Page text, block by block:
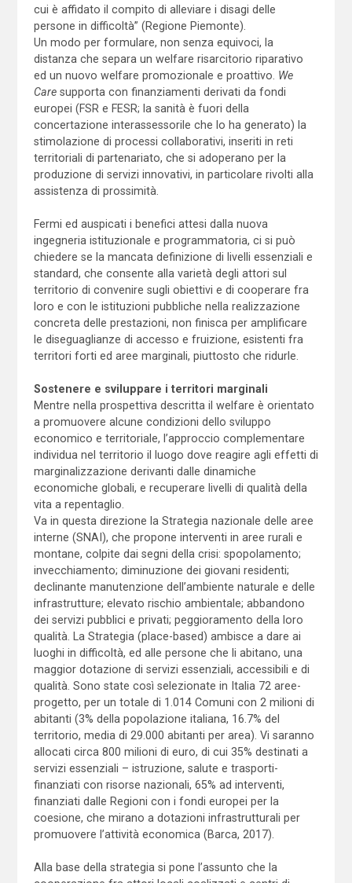
cui è affidato il compito di alleviare i disagi delle
persone in difficoltà” (Regione Piemonte).
Un modo per formulare, non senza equivoci, la
distanza che separa un welfare risarcitorio riparativo
ed un nuovo welfare promozionale e proattivo. We
Caresupporta con finanziamenti derivati da fondi
europei (FSR e FESR; la sanità è fuori della
concertazione interassessorile che lo ha generato) la
stimolazione di processi collaborativi, inseriti in reti
territoriali di partenariato, che si adoperano per la
produzione di servizi innovativi, in particolare rivolti alla
assistenza di prossimità.
Fermi ed auspicati i benefici attesi dalla nuova
ingegneria istituzionale e programmatoria, ci si può
chiedere se la mancata definizione di livelli essenziali e
standard, che consente alla varietà degli attori sul
territorio di convenire sugli obiettivi e di cooperare fra
loro e con le istituzioni pubbliche nella realizzazione
concreta delle prestazioni, non finisca per amplificare
le diseguaglianze di accesso e fruizione, esistenti fra
territori forti ed aree marginali, piuttosto che ridurle.
Sostenere e sviluppare i territori marginali
Mentre nella prospettiva descritta il welfare è orientato
a promuovere alcune condizioni dello sviluppo
economico e territoriale, l’approccio complementare
individua nel territorio il luogo dove reagire agli effetti di
marginalizzazione derivanti dalle dinamiche
economiche globali, e recuperare livelli di qualità della
vita a repentaglio.
Va in questa direzione la Strategia nazionale delle aree
interne (SNAI), che propone interventi in aree rurali e
montane, colpite dai segni della crisi: spopolamento;
invecchiamento; diminuzione dei giovani residenti;
declinante manutenzione dell’ambiente naturale e delle
infrastrutture; elevato rischio ambientale; abbandono
dei servizi pubblici e privati; peggioramento della loro
qualità. La Strategia (place-based) ambisce a dare ai
luoghi in difficoltà, ed alle persone che li abitano, una
maggior dotazione di servizi essenziali, accessibili e di
qualità. Sono state così selezionate in Italia 72 aree-
progetto, per un totale di 1.014 Comuni con 2 milioni di
abitanti (3% della popolazione italiana, 16.7% del
territorio, media di 29.000 abitanti per area). Vi saranno
allocati circa 800 milioni di euro, di cui 35% destinati a
servizi essenziali – istruzione, salute e trasporti-
finanziati con risorse nazionali, 65% ad interventi,
finanziati dalle Regioni con i fondi europei per la
coesione, che mirano a dotazioni infrastrutturali per
promuovere l’attività economica (Barca, 2017).
Alla base della strategia si pone l’assunto che la